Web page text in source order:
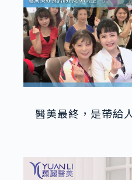
醫美最終，是帶給